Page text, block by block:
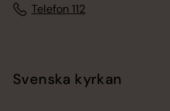
Telefon 112
Svenska kyrkan